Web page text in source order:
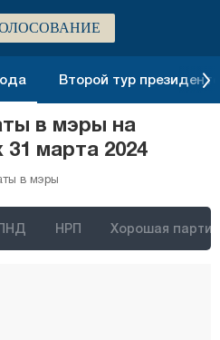
Второй тур
в мэры на
марта 2024
в мэры
НРП Хорошая партия